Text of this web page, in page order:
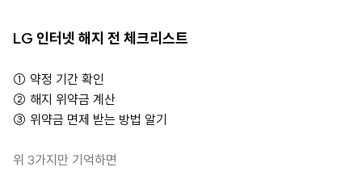
LG 인터넷 해지 전 체크리스트
① 약정 기간 확인
② 해지 위약금 계산
③ 위약금 면제 받는 방법 알기
위 3가지만 기억하면